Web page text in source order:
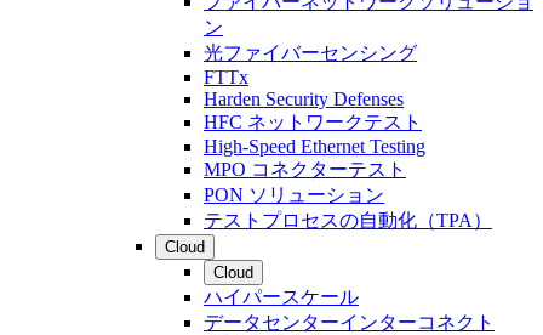
ン
光ファイバーセンシング
FTTx
Harden Security Defenses
HFC ネットワークテスト
High-Speed Ethernet Testing
MPO コネクターテスト
PON ソリューション
テストプロセスの自動化（TPA）
Cloud
Cloud
ハイパースケール
データセンターインターコネクト